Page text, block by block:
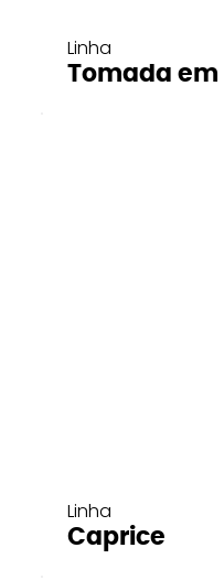
Linha
Tomada em
Linha
Caprice